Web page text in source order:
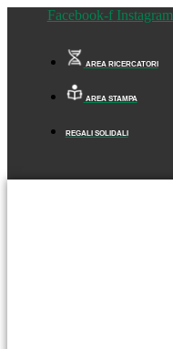
Facebook-f Instagram
AREA RICERCATORI
AREA STAMPA
REGALI SOLIDALI